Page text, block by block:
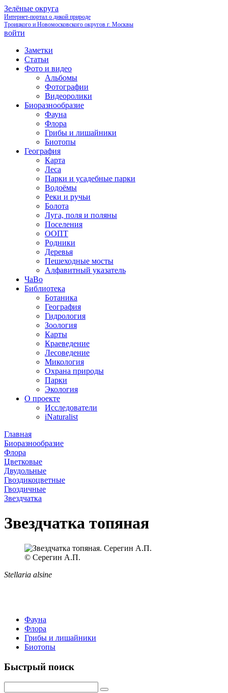
Зелёные округа
Интернет-портал о дикой природе
Троицкого и Новомосковского округов г. Москвы
войти
Заметки
Статьи
Фото и видео
Альбомы
Фотографии
Видеоролики
Биоразнообразие
Фауна
Флора
Грибы и лишайники
Биотопы
География
Карта
Леса
Парки и усадебные парки
Водоёмы
Реки и ручьи
Болота
Луга, поля и поляны
Поселения
ООПТ
Родники
Деревья
Пешеходные мосты
Алфавитный указатель
ЧаВо
Библиотека
Ботаника
География
Гидрология
Зоология
Карты
Краеведение
Лесоведение
Микология
Охрана природы
Парки
Экология
О проекте
Исследователи
iNaturalist
Главная
Биоразнообразие
Флора
Цветковые
Двудольные
Гвоздикоцветные
Гвоздичные
Звездчатка
Звездчатка топяная
© Серегин А.П.
Stellaria alsine
Фауна
Флора
Грибы и лишайники
Биотопы
Быстрый поиск